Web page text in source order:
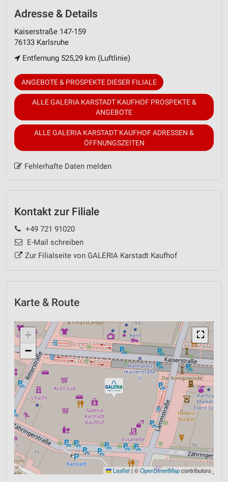
Adresse & Details
Kaiserstraße 147-159
76133 Karlsruhe
Entfernung 525,29 km (Luftlinie)
ANGEBOTE & PROSPEKTE DIESER FILIALE
ALLE GALERIA KARSTADT KAUFHOF PROSPEKTE &
ANGEBOTE
ALLE GALERIA KARSTADT KAUFHOF ADRESSEN &
ÖFFNUNGSZEITEN
Fehlerhafte Daten melden
Kontakt zur Filiale
+49 721 91020
E-Mail schreiben
Zur Filialseite von GALERIA Karstadt Kaufhof
Karte & Route
⛶
+
−
Leaflet | ©OpenStreetMapcontributors